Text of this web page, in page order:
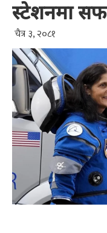
स्टेशनमा
चैत्र ३, २०८१